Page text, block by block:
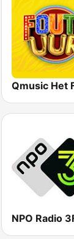
NPO Radio